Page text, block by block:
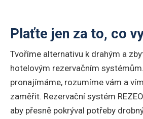
Plaťte jen za to, co
Tvoříme alternativu k drahým a
hotelovým rezervačním
pronajímáme, rozumíme vám a
zaměřit. Rezervační systém
aby přesně pokrýval potřeby